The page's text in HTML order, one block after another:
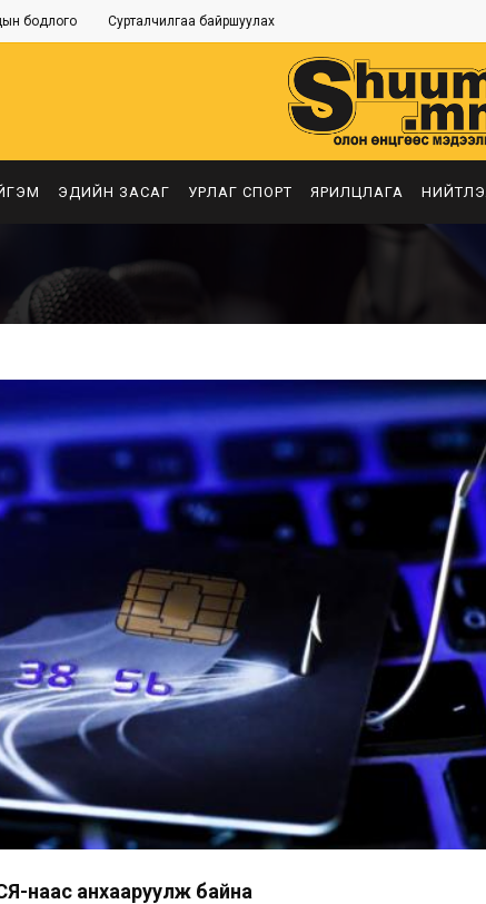
бодлого Сурталчилгаа байршуулах
ЭДИЙН ЗАСАГ УРЛАГ СПОРТ ЯРИЛЦЛАГА
наас анхааруулж байна